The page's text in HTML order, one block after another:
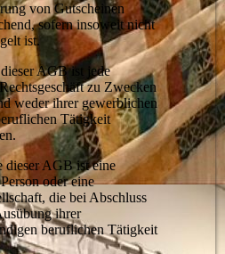
von Gutscheinen
sofern insoweit nicht
ist.
AGB ist jede
zu Zwecken
weder ihrer gewerblichen
Tätigkeit
dieser AGB ist eine
oder eine
die bei Abschluss
ihrer
beruflichen Tätigkeit